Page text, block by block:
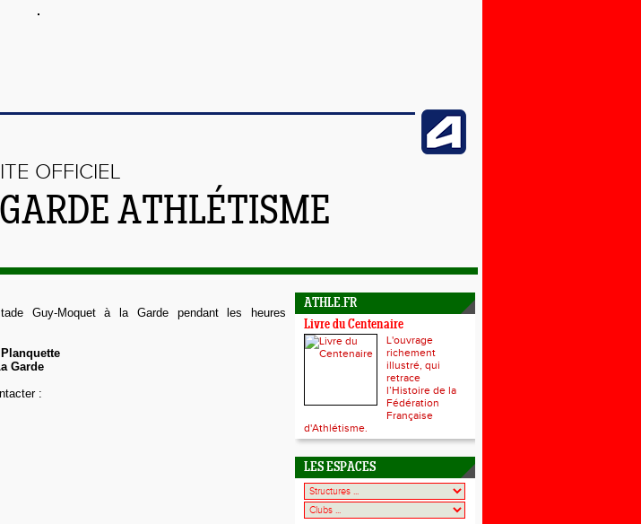
OFFICIEL
ATHLÉTISME
Guy-Moquet à la Garde pendant les heures
Garde
:
ATHLE.FR
Livre du Centenaire
L'ouvrage
richement
illustré, qui
retrace
l’Histoire de la
Fédération
Française
d'Athlétisme.
LES ESPACES